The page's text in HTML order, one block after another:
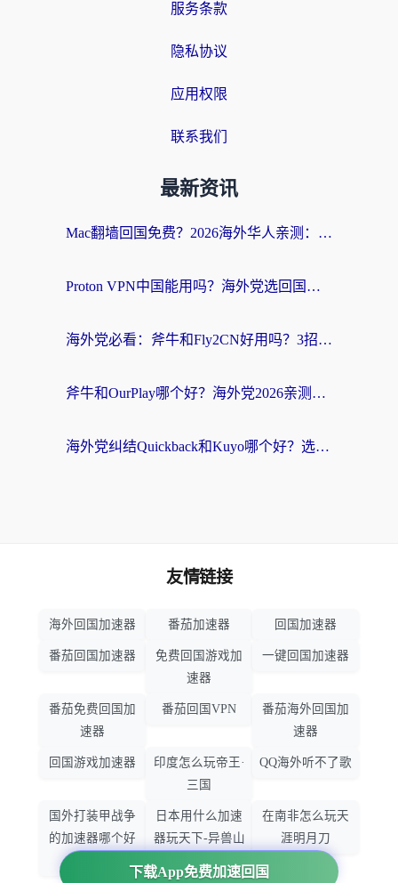
服务条款
隐私协议
应用权限
联系我们
最新资讯
Mac翻墙回国免费？2026海外华人亲测：从CCTV5直播到国内APP，这样选加速器才靠谱
Proton VPN中国能用吗？海外党选回国加速器的避坑指南（附番茄加速器实测）
海外党必看：斧牛和Fly2CN好用吗？3招教你选对回国加速器（附免费试用攻略）
斧牛和OurPlay哪个好？海外党2026亲测：选对加速器，国内资源秒加载
海外党纠结Quickback和Kuyo哪个好？选对回国加速器才能无缝刷国内资源
下载App免费加速回国
友情链接
海外回国加速器 番茄加速器 回国加速器
番茄回国加速器
免费回国游戏加
速器
一键回国加速器
番茄免费回国加
速器
番茄回国VPN
番茄海外回国加
速器
回国游戏加速器
印度怎么玩帝王·
三国
QQ海外听不了歌
国外打装甲战争
的加速器哪个好
日本用什么加速
器玩天下-异兽山
海
在南非怎么玩天
涯明月刀